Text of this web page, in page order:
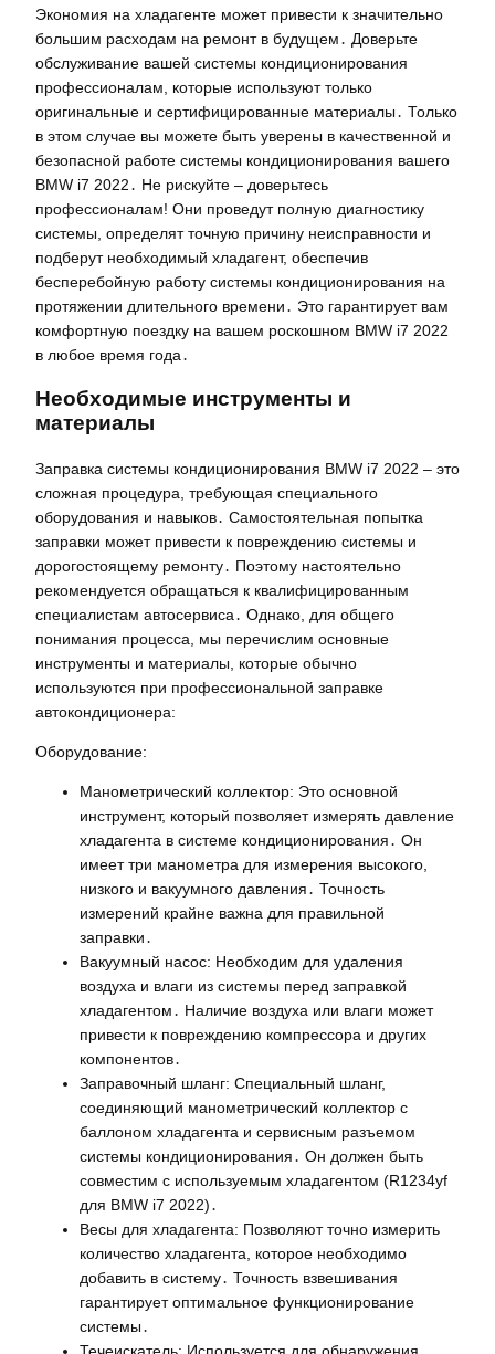
Экономия на хладагенте может привести к значительно
большим расходам на ремонт в будущем․ Доверьте
обслуживание вашей системы кондиционирования
профессионалам, которые используют только
оригинальные и сертифицированные материалы․ Только
в этом случае вы можете быть уверены в качественной и
безопасной работе системы кондиционирования вашего
BMW i7 2022․ Не рискуйте – доверьтесь
профессионалам! Они проведут полную диагностику
системы, определят точную причину неисправности и
подберут необходимый хладагент, обеспечив
бесперебойную работу системы кондиционирования на
протяжении длительного времени․ Это гарантирует вам
комфортную поездку на вашем роскошном BMW i7 2022
в любое время года․
Необходимые инструменты и
материалы
Заправка системы кондиционирования BMW i7 2022 – это
сложная процедура, требующая специального
оборудования и навыков․ Самостоятельная попытка
заправки может привести к повреждению системы и
дорогостоящему ремонту․ Поэтому настоятельно
рекомендуется обращаться к квалифицированным
специалистам автосервиса․ Однако, для общего
понимания процесса, мы перечислим основные
инструменты и материалы, которые обычно
используются при профессиональной заправке
автокондиционера:
Оборудование:
Манометрический коллектор: Это основной
инструмент, который позволяет измерять давление
хладагента в системе кондиционирования․ Он
имеет три манометра для измерения высокого,
низкого и вакуумного давления․ Точность
измерений крайне важна для правильной
заправки․
Вакуумный насос: Необходим для удаления
воздуха и влаги из системы перед заправкой
хладагентом․ Наличие воздуха или влаги может
привести к повреждению компрессора и других
компонентов․
Заправочный шланг: Специальный шланг,
соединяющий манометрический коллектор с
баллоном хладагента и сервисным разъемом
системы кондиционирования․ Он должен быть
совместим с используемым хладагентом (R1234yf
для BMW i7 2022)․
Весы для хладагента: Позволяют точно измерить
количество хладагента, которое необходимо
добавить в систему․ Точность взвешивания
гарантирует оптимальное функционирование
системы․